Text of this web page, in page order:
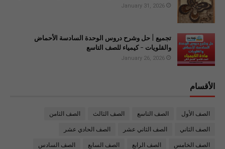
January 31, 2026
تجميع | حل وشرح دروس الوحدة السادسة الأحماض
والقلويات - كيمياء للصف التاسع
January 26, 2026
الأقسام
الصف الأول الصف التاسع الصف الثالث الصف الثامن
الصف الثاني الصف الثاني عشر الصف الحادي عشر
الصف الخامس الصف الرابع الصف السابع الصف السادس